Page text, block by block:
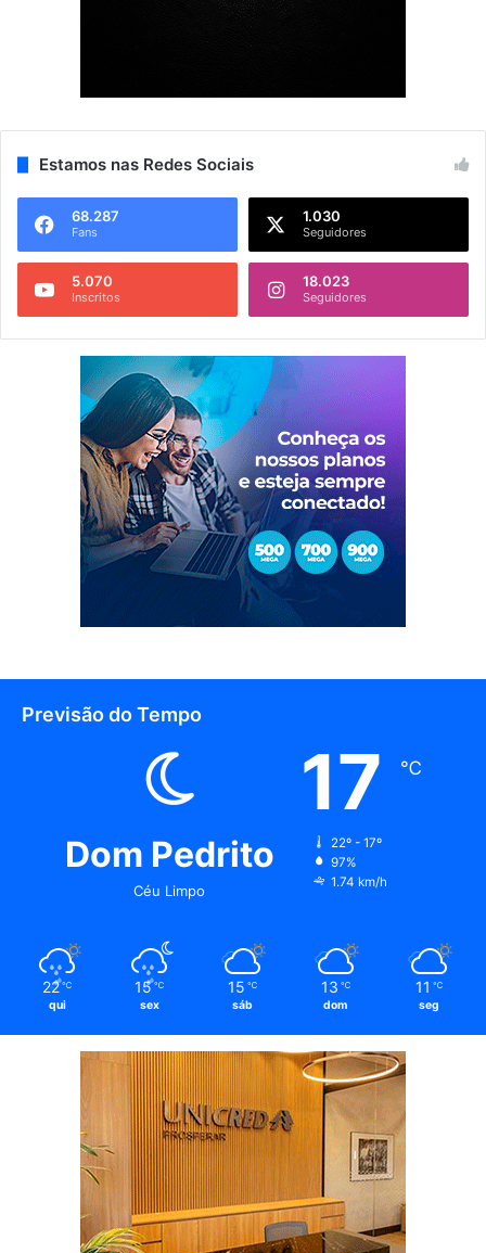
Estamos nas Redes Sociais
68.287
Fans
1.030
Seguidores
5.070
Inscritos
18.023
Seguidores
Previsão do Tempo
Dom Pedrito
Céu Limpo
17 ℃
22º - 17º
97%
1.74 km/h
22 ℃
qui
15 ℃
sex
15 ℃
sáb
13 ℃
dom
11 ℃
seg